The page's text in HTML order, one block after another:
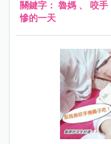
關鍵字： 魯媽 、 咬手
慘的一天